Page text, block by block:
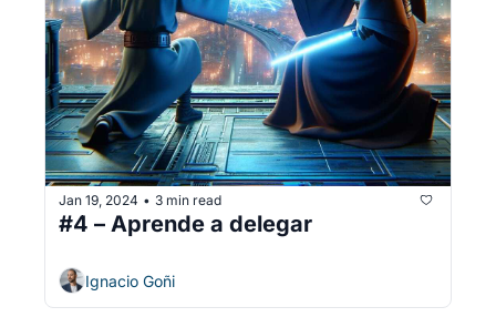
Jan 19, 2024 • 3 min read
#4 – Aprende a delegar
Ignacio Goñi